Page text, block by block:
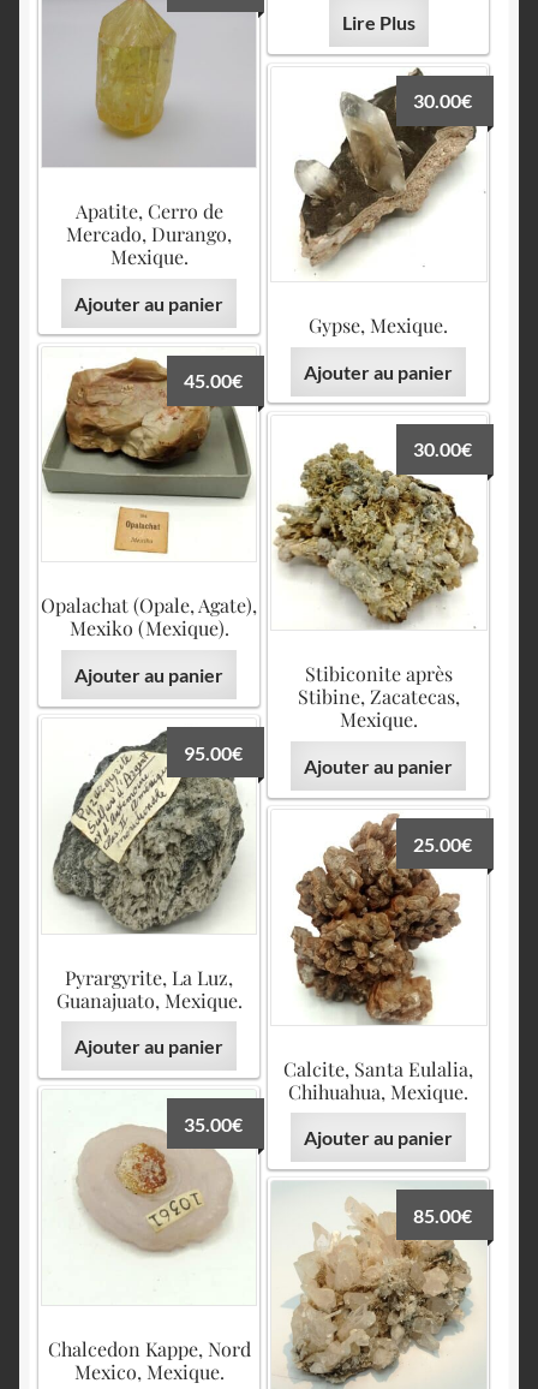
Lire Plus
Apatite, Cerro de
Mercado, Durango,
Mexique.
Ajouter au panier
Gypse, Mexique.
30.00€
Ajouter au panier
Opalachat (Opale, Agate),
Mexiko (Mexique).
45.00€
Ajouter au panier
Stibiconite après
Stibine, Zacatecas,
Mexique.
30.00€
Ajouter au panier
Pyrargyrite, La Luz,
Guanajuato, Mexique.
95.00€
Ajouter au panier
Calcite, Santa Eulalia,
Chihuahua, Mexique.
25.00€
Ajouter au panier
Chalcedon Kappe, Nord
Mexico, Mexique.
35.00€
85.00€